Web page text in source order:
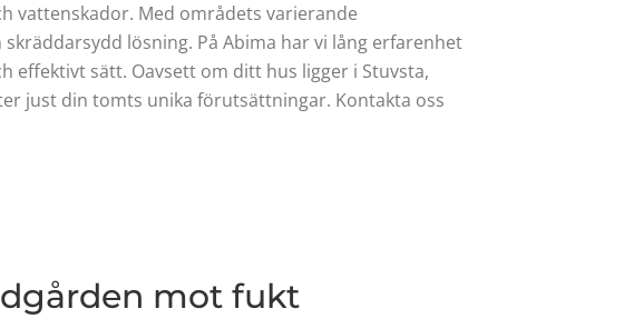
vattenskador. Med områdets varierande
lösning. På Abima har vi lång erfarenhet
sätt. Oavsett om ditt hus ligger i Stuvsta,
just din tomts unika förutsättningar. Kontakta oss
mot fukt